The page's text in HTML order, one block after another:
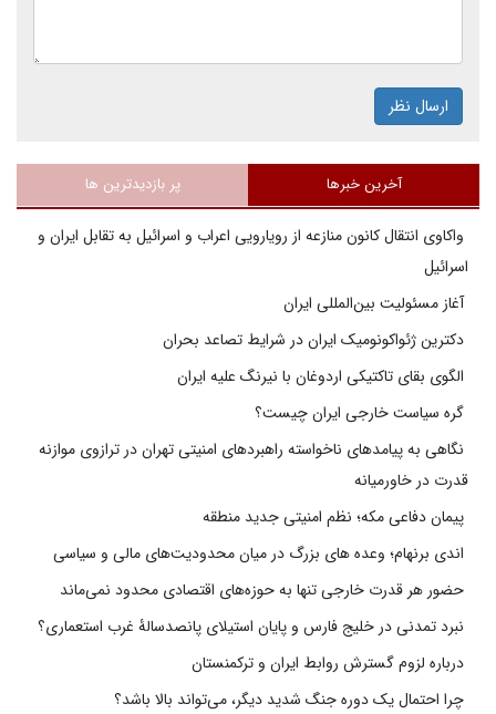
ارسال نظر
آخرین خبرها پر بازدیدترین ها
واکاوی انتقال کانون منازعه از رویارویی اعراب و اسرائیل به تقابل ایران و
اسرائیل
آغاز مسئولیت بین‌المللی ایران
دکترین ژئواکونومیک ایران در شرایط تصاعد بحران
الگوی بقای تاکتیکی اردوغان با نیرنگ علیه ایران
گره سیاست خارجی ایران چیست؟
نگاهی به پیامدهای ناخواسته راهبردهای امنیتی تهران در ترازوی موازنه
قدرت در خاورمیانه
پیمان دفاعی مکه؛ نظم امنیتی جدید منطقه
اندی برنهام؛ وعده های بزرگ در میان محدودیت‌های مالی و سیاسی
حضور هر قدرت خارجی تنها به حوزه‌های اقتصادی محدود نمی‌ماند
نبرد تمدنی در خلیج فارس و پایان استیلای پانصدسالۀ غرب استعماری؟
درباره لزوم گسترش روابط ایران و ترکمنستان
چرا احتمال یک دوره جنگ شدید دیگر، می‌تواند بالا باشد؟